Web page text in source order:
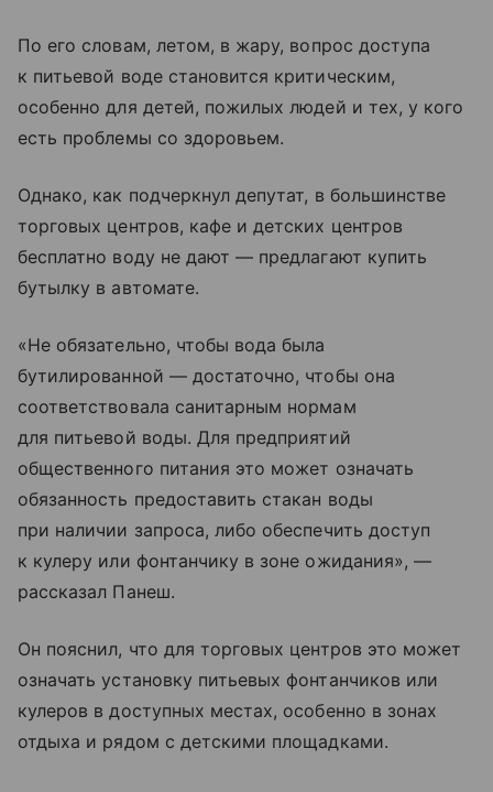
По его словам, летом, в жару, вопрос доступа
к питьевой воде становится критическим,
особенно для детей, пожилых людей и тех, у кого
есть проблемы со здоровьем.
Однако, как подчеркнул депутат, в большинстве
торговых центров, кафе и детских центров
бесплатно воду не дают — предлагают купить
бутылку в автомате.
«Не обязательно, чтобы вода была
бутилированной — достаточно, чтобы она
соответствовала санитарным нормам
для питьевой воды. Для предприятий
общественного питания это может означать
обязанность предоставить стакан воды
при наличии запроса, либо обеспечить доступ
к кулеру или фонтанчику в зоне ожидания», —
рассказал Панеш.
Он пояснил, что для торговых центров это может
означать установку питьевых фонтанчиков или
кулеров в доступных местах, особенно в зонах
отдыха и рядом с детскими площадками.